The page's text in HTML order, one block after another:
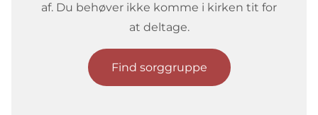
af. Du behøver ikke komme i kirken tit for
at deltage.
Find sorggruppe